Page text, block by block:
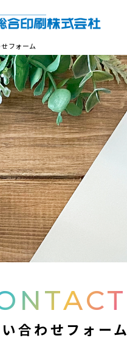
フォーム
合わせフォーム